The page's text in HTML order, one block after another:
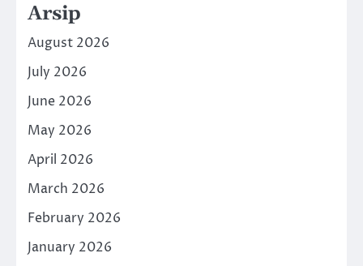
Arsip
August 2026
July 2026
June 2026
May 2026
April 2026
March 2026
February 2026
January 2026